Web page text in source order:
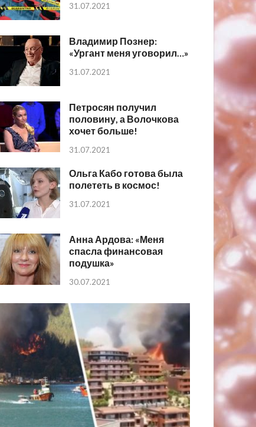
31.07.2021
Владимир Познер:
«Ургант меня уговорил…»
31.07.2021
Петросян получил
половину, а Волочкова
хочет больше!
31.07.2021
Ольга Кабо готова была
полететь в космос!
31.07.2021
Анна Ардова: «Меня
спасла финансовая
подушка»
30.07.2021